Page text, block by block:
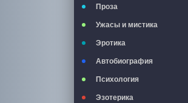
Проза
Ужасы и мистика
Эротика
Автобиография
Психология
Эзотерика